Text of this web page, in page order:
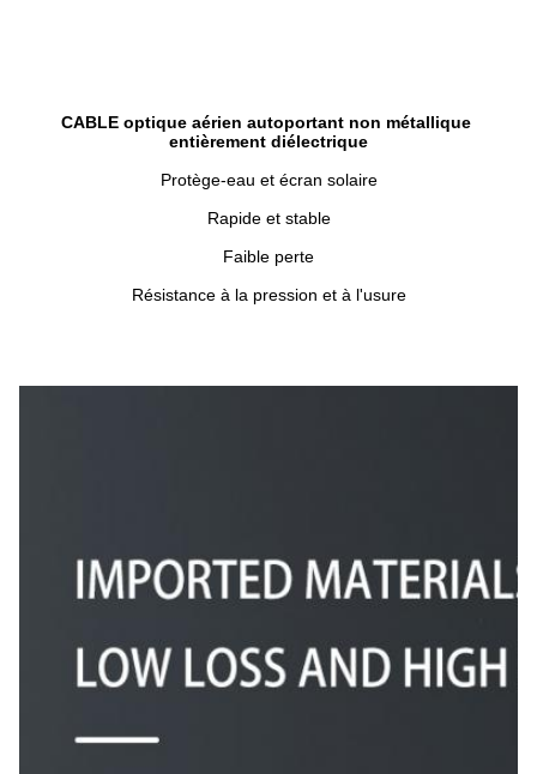
CABLE optique aérien autoportant non métallique
entièrement diélectrique
Protège-eau et écran solaire
Rapide et stable
Faible perte
Résistance à la pression et à l'usure